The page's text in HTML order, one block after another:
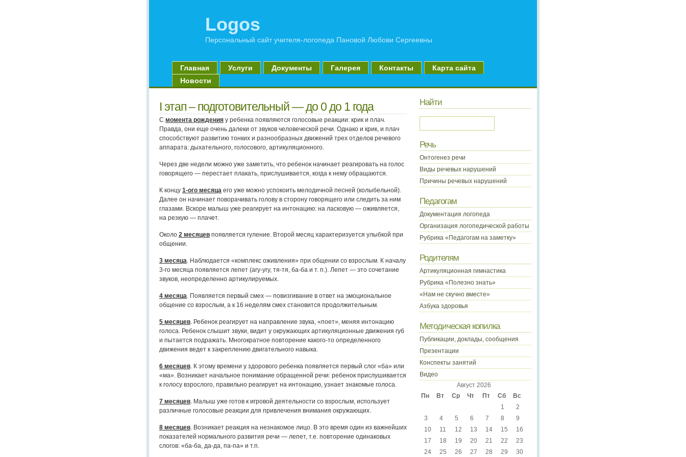
Logos
Персональный сайт учителя-логопеда Пановой Любови Сергеевны
Главная Услуги Документы Галерея Контакты
Карта сайта
Новости
I этап – подготовительный — до 0 до 1 года
С момента рождения у ребенка появляются голосовые реакции: крик и плач.
Правда, они еще очень далеки от звуков человеческой речи. Однако и крик, и плач
способствуют развитию тонких и разнообразных движений трех отделов речевого
аппарата: дыхательного, голосового, артикуляционного.
Через две недели можно уже заметить, что ребенок начинает реагировать на голос
говорящего — перестает плакать, прислушивается, когда к нему обращаются.
К концу 1-ого месяца его уже можно успокоить мелодичной песней (колыбельной).
Далее он начинает поворачивать голову в сторону говорящего или следить за ним
глазами. Вскоре малыш уже реагирует на интонацию: на ласковую — оживляется,
на резкую — плачет.
Около 2 месяцев появляется гуление. Второй месяц характеризуется улыбкой при
общении.
3 месяца. Наблюдается «комплекс оживления» при общении со взрослым. К началу
3-го месяца появляется лепет (агу-угу, тя-тя, ба-ба и т. п.). Лепет — это сочетание
звуков, неопределенно артикулируемых.
4 месяца. Появляется первый смех — повизгивание в ответ на эмоциональное
общение со взрослым, а к 16 неделям смех становится продолжительным.
5 месяцев. Ребенок реагирует на направление звука, «поет», меняя интонацию
голоса. Ребенок слышит звуки, видит у окружающих артикуляционные движения губ
и пытается подражать. Многократное повторение какого-то определенного
движения ведет к закреплению двигательного навыка.
6 месяцев. К этому времени у здорового ребенка появляется первый слог «ба» или
«ма». Возникает начальное понимание обращенной речи: ребенок прислушивается
к голосу взрослого, правильно реагирует на интонацию, узнает знакомые голоса.
7 месяцев. Малыш уже готов к игровой деятельности со взрослым, использует
различные голосовые реакции для привлечения внимания окружающих.
8 месяцев. Возникает реакция на незнакомое лицо. В это время один из важнейших
показателей нормального развития речи — лепет, т.е. повторение одинаковых
слогов: «ба-ба, да-да, па-па» и т.п.
Найти
Речь
Онтогенез речи
Виды речевых нарушений
Причины речевых нарушений
Педагогам
Документация логопеда
Организация логопедической работы
Рубрика «Педагогам на заметку»
Родителям
Артикуляционная гимнастика
Рубрика «Полезно знать»
«Нам не скучно вместе»
Азбука здоровья
Методическая копилка
Публикации, доклады, сообщения
Презентации
Конспекты занятий
Видео
Август 2026
Пн
Вт Ср Чт Пт Сб
Вс
1
2
3
4 5 6 7 8
9
10
11 12 13 14 15
16
17
18 19 20 21 22
23
24
25 26 27 28 29 30